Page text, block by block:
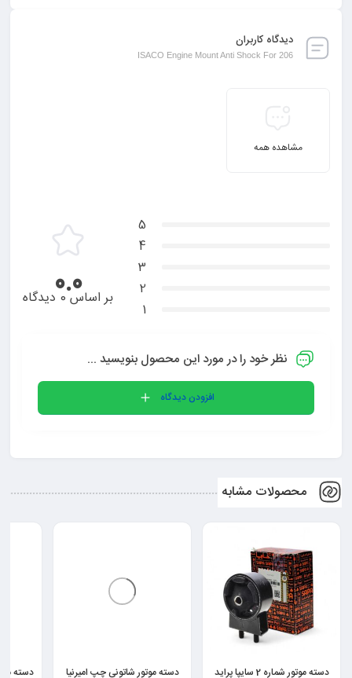
دیدگاه کاربران
ISACO Engine Mount Anti Shock For 206
مشاهده همه
5
4
3
2
1
0.0بر اساس 0 دیدگاه
نظر خود را در مورد این محصول بنویسید ...
افزودن دیدگاه
محصولات مشابه
دسته موتور شماره 2 سایپا پراید
دسته موتور شاتونی چپ امیرنیا
دسته